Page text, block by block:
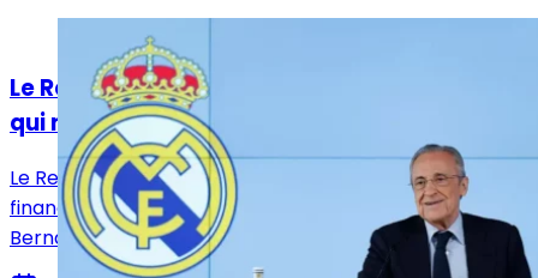
Actualités
Le Real Madrid, une machine économique
qui ne cesse de battre des records
Le Real Madrid n’a jamais été aussi puissant
financièrement. Le club multiplie les revenus grâce au
Bernabéu, au sponsoring et à sa formation.